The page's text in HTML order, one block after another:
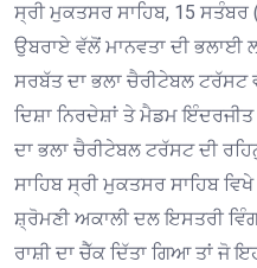
ਸ੍ਰੀ ਮੁਕਤਸਰ ਸਾਹਿਬ, 15
ਉਬਰਾਏ ਵੱਲੋਂ ਮਾਨਵਤਾ ਦੀ ਭਲਾਈ
ਸਰਬੱਤ ਦਾ ਭਲਾ ਚੈਰੀਟੇਬਲ ਟਰੱਸਟ
ਦਿਸ਼ਾ ਨਿਰਦੇਸ਼ਾਂ ਤੇ ਮੈਡਮ
ਦਾ ਭਲਾ ਚੈਰੀਟੇਬਲ ਟਰੱਸਟ ਦੀ
ਸਾਹਿਬ ਸ੍ਰੀ ਮੁਕਤਸਰ ਸਾਹਿਬ
ਸ਼੍ਰੋਮਣੀ ਅਕਾਲੀ ਦਲ ਇਸਤਰੀ
ਰਾਸ਼ੀ ਦਾ ਚੈੱਕ ਦਿੱਤਾ ਗਿਆ ਤਾਂ ਜੋ